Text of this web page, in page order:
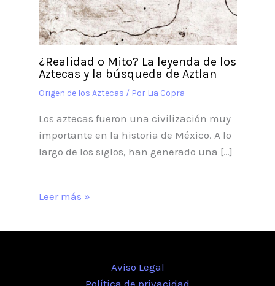
¿Realidad o Mito? La leyenda de los
Aztecas y la búsqueda de Aztlan
Origen de los Aztecas / Por Lia Copra
Los aztecas fueron una civilización muy
importante en la historia de México. A lo
largo de los siglos, han generado una […]
Leer más »
Aviso Legal
Política de privacidad